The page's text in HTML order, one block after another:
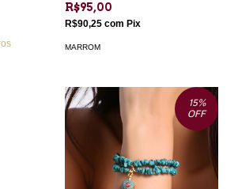
R$95,00
R$90,25 com Pix
MARROM
15%
OFF